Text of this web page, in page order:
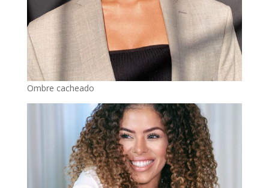
Ombre cacheado